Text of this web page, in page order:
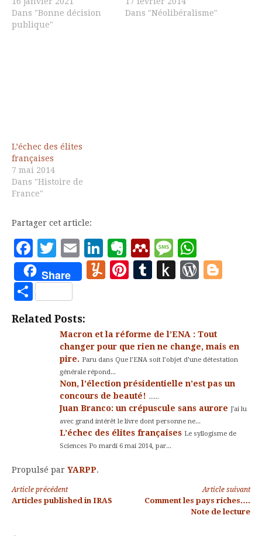
Dans "Bonne décision
publique"
Dans "Néolibéralisme"
L’échec des élites
françaises
7 mai 2014
Dans "Histoire de
France"
Partager cet article:
Facebook
Twitter
EmailLinkedIn
Evernote
Mendeley
Message
Share Yummly
Pinterest
Tumblr
Push
Partager
Related Posts:
Macron et la réforme de l’ENA : Tout
changer pour que rien ne change, mais en
pire. Paru dans Que l’ENA soit l’objet d’une détestation
générale répond...
Non, l’élection présidentielle n’est pas un
concours de beauté! ......
Juan Branco: un crépuscule sans aurore J'ai lu
avec grand intérêt le livre dont personne ne...
L’échec des élites françaises Le syllogisme de
Sciences Po mardi 6 mai 2014, par...
Propulsé par YARPP.
Lire
Article précédent
Articles published in IRAS
Article suivant
Comment les pays riches….
Note de lecture